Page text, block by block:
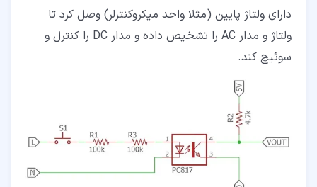
دارای ولتاژ پایین (مثلا واحد میکروکنترلر) وصل کرد تا
ولتاژ و مدار AC را تشخیص داده و مدار DC را کنترل و
سوئیچ کند.